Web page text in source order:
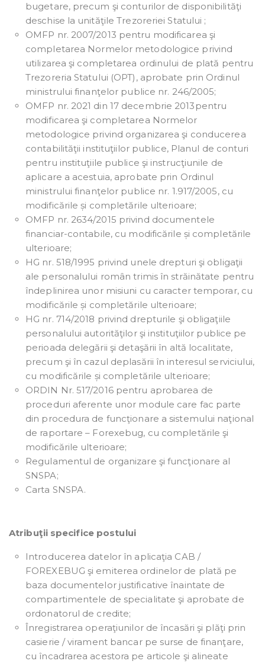
bugetare, precum şi conturilor de disponibilităţi
deschise la unităţile Trezoreriei Statului ;
OMFP nr. 2007/2013 pentru modificarea şi
completarea Normelor metodologice privind
utilizarea şi completarea ordinului de plată pentru
Trezoreria Statului (OPT), aprobate prin Ordinul
ministrului finanţelor publice nr. 246/2005;
OMFP nr. 2021 din 17 decembrie 2013pentru
modificarea şi completarea Normelor
metodologice privind organizarea şi conducerea
contabilităţii instituţiilor publice, Planul de conturi
pentru instituţiile publice şi instrucţiunile de
aplicare a acestuia, aprobate prin Ordinul
ministrului finanţelor publice nr. 1.917/2005, cu
modificările și completările ulterioare;
OMFP nr. 2634/2015 privind documentele
financiar-contabile, cu modificările și completările
ulterioare;
HG nr. 518/1995 privind unele drepturi şi obligaţii
ale personalului român trimis în străinătate pentru
îndeplinirea unor misiuni cu caracter temporar, cu
modificările și completările ulterioare;
HG nr. 714/2018 privind drepturile şi obligaţiile
personalului autorităţilor şi instituţiilor publice pe
perioada delegării şi detaşării în altă localitate,
precum şi în cazul deplasării în interesul serviciului,
cu modificările și completările ulterioare;
ORDIN Nr. 517/2016 pentru aprobarea de
proceduri aferente unor module care fac parte
din procedura de funcţionare a sistemului naţional
de raportare – Forexebug, cu completările şi
modificările ulterioare;
Regulamentul de organizare şi funcţionare al
SNSPA;
Carta SNSPA.
Atribuţii specifice postului
Introducerea datelor în aplicaţia CAB /
FOREXEBUG şi emiterea ordinelor de plată pe
baza documentelor justificative înaintate de
compartimentele de specialitate şi aprobate de
ordonatorul de credite;
Înregistrarea operaţiunilor de încasări şi plăţi prin
casierie / virament bancar pe surse de finanţare,
cu încadrarea acestora pe articole şi alineate